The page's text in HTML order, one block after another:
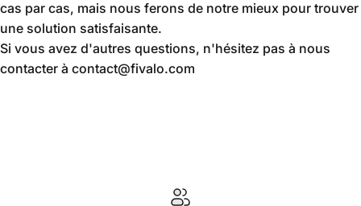
cas par cas, mais nous ferons de notre mieux pour trouver
une solution satisfaisante.
Si vous avez d'autres questions, n'hésitez pas à nous
contacter à contact@fivalo.com